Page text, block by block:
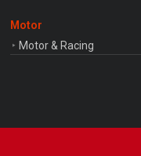
Motor
Motor & Racing